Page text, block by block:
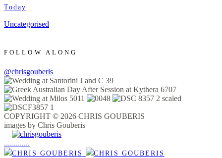
Today
Uncategorised
FOLLOW ALONG
@chrisgouberis
COPYRIGHT © 2026 CHRIS GOUBERIS
images by Chris Gouberis
.............